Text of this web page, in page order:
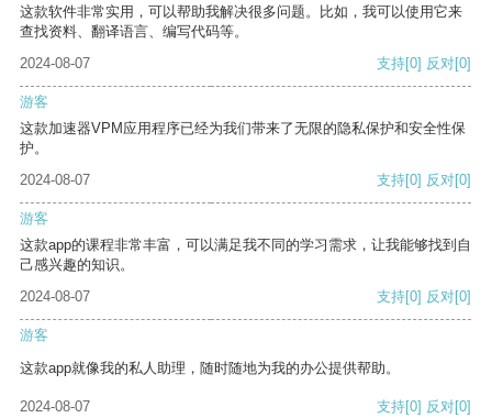
这款软件非常实用，可以帮助我解决很多问题。比如，我可以使用它来
查找资料、翻译语言、编写代码等。
2024-08-07
支持[0] 反对[0]
游客
这款加速器VPM应用程序已经为我们带来了无限的隐私保护和安全性保
护。
2024-08-07
支持[0] 反对[0]
游客
这款app的课程非常丰富，可以满足我不同的学习需求，让我能够找到自
己感兴趣的知识。
2024-08-07
支持[0] 反对[0]
游客
这款app就像我的私人助理，随时随地为我的办公提供帮助。
2024-08-07 支持[0] 反对[0]